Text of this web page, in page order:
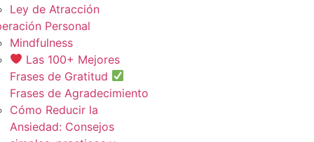
Ley de Atracción
Personal
Mindfulness
Las 100+ Mejores
Frases de Gratitud
Frases de Agradecimiento
Cómo Reducir la
Ansiedad: Consejos